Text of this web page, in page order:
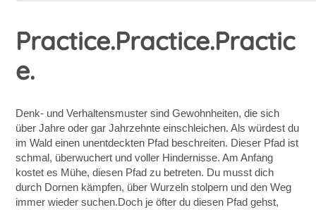
Practice.Practice.Practic
e.
Denk- und Verhaltensmuster sind Gewohnheiten, die sich
über Jahre oder gar Jahrzehnte einschleichen. Als würdest du
im Wald einen unentdeckten Pfad beschreiten. Dieser Pfad ist
schmal, überwuchert und voller Hindernisse. Am Anfang
kostet es Mühe, diesen Pfad zu betreten. Du musst dich
durch Dornen kämpfen, über Wurzeln stolpern und den Weg
immer wieder suchen.Doch je öfter du diesen Pfad gehst,